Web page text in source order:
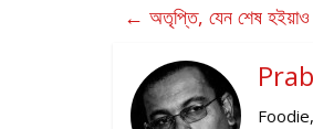
← অতৃপ্তি, যেন শেষ